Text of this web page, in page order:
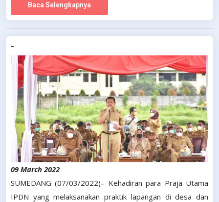
Baca Selengkapnya
-
09 March 2022
SUMEDANG (07/03/2022)– Kehadiran para Praja Utama
IPDN yang melaksanakan praktik lapangan di desa dan